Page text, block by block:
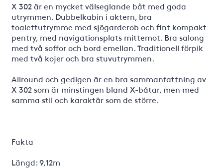
X 302 är en mycket välseglande båt med goda
utrymmen. Dubbelkabin i aktern, bra
toalettutrymme med sjögarderob och fint kompakt
pentry, med navigationsplats mittemot. Bra salong
med två soffor och bord emellan. Traditionell förpik
med två kojer och bra stuvutrymmen.
Allround och gedigen är en bra sammanfattning av
X 302 som är minstingen bland X-båtar, men med
samma stil och karaktär som de större.
Fakta
Längd: 9,12m